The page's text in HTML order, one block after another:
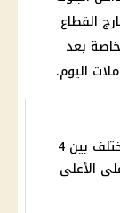
القطاع
بعد
اليوم.
مصادر: قيمة الدعم النقدي تختلف بين 4
الأعلى